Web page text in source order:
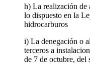
h) La realización de
lo dispuesto en la
hidrocarburos
i) La denegación o
terceros a
de 7 de octubre, del